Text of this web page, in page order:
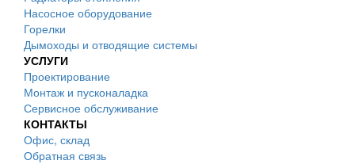
Насосное оборудование
Горелки
Дымоходы и отводящие системы
УСЛУГИ
Проектирование
Монтаж и пусконаладка
Сервисное обслуживание
КОНТАКТЫ
Офис, склад
Обратная связь